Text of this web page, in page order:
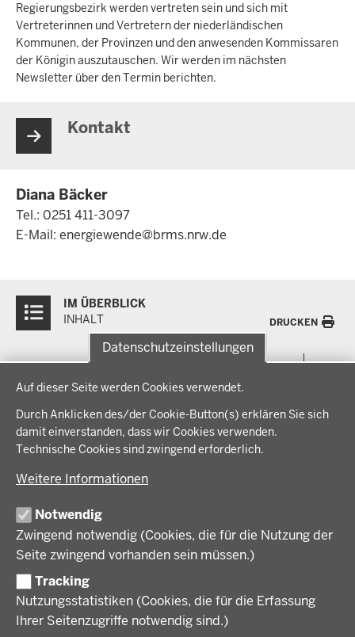
Datenschutzeinstellungen
Auf dieser Seite werden Cookies verwendet.
Durch Anklicken des/der Cookie-Button(s) erklären Sie sich
damit einverstanden, dass wir Cookies verwenden.
Technische Cookies sind zwingend erforderlich.
Weitere Informationen
Notwendig
Zwingend notwendig (Cookies, die für die Nutzung der
Seite zwingend vorhanden sein müssen.)
Tracking
Nutzungsstatistiken (Cookies, die für die Erfassung
Ihrer Seitenzugriffe notwendig sind.)
Regierungsbezirk werden vertreten sein und sich mit
Vertreterinnen und Vertretern der niederländischen
Kommunen, der Provinzen und den anwesenden Kommissaren
der Königin auszutauschen. Wir werden im nächsten
Newsletter über den Termin berichten.
Kontakt
Diana Bäcker
Tel.: 0251 411-3097
E-Mail: energiewende@brms.nrw.de
Inhalte
IM ÜBERBLICK
INHALT
DRUCKEN
der
Fußzeile
THEMEN
Bauen, Planen und Verkehr
Bildung, Schule und Sport
Regionalplanung und Regionalrat
Wirtschaft, Kultur und Kommunales
IM FOKUS
Energiewende AG
Zusammenarbeit mit den Niederlanden
BEZIRKSREGIERUNG
Regierungsbezirk Münster
Geschichte und Gegenwart
Behördenleitung
Förderlotsinnen und Förderlotsen
KARRIERE UND AUSBILDUNG
Stellenangebote
Ausbildung
Volljurist:in
VERFAHREN UND BEKANNTMACHUNGEN
Amtsblatt